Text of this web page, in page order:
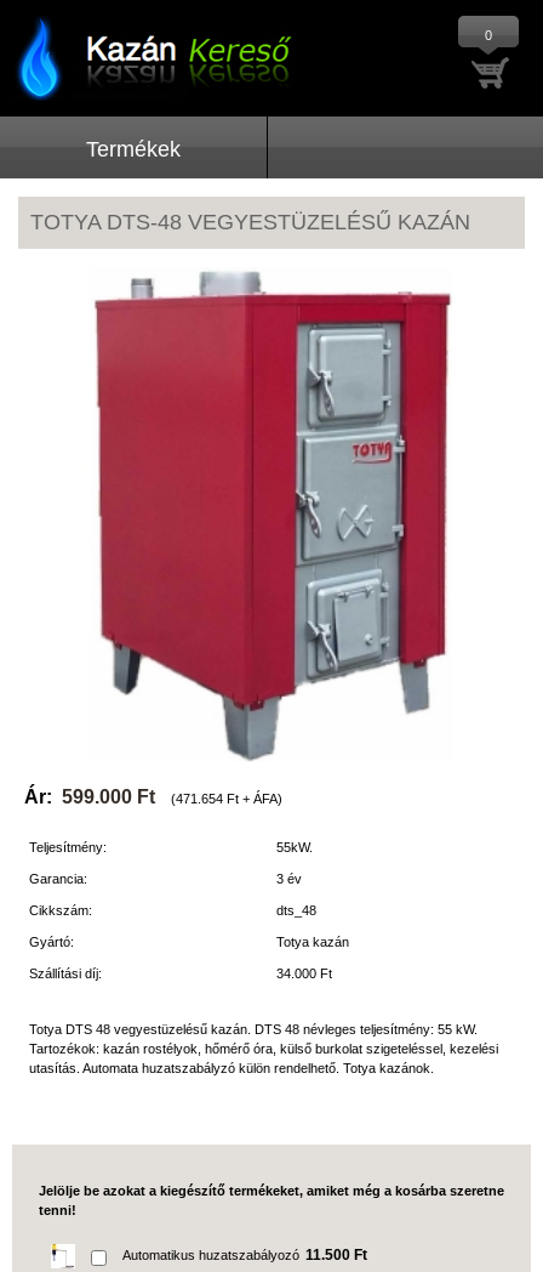
0
Termékek
TOTYA DTS-48 VEGYESTÜZELÉSŰ KAZÁN
Ár: 599.000 Ft (471.654 Ft + ÁFA)
Teljesítmény: 55kW.
Garancia: 3 év
Cikkszám: dts_48
Gyártó: Totya kazán
Szállítási díj: 34.000 Ft
Totya DTS 48 vegyestüzelésű kazán. DTS 48 névleges teljesítmény: 55 kW.
Tartozékok: kazán rostélyok, hőmérő óra, külső burkolat szigeteléssel, kezelési
utasítás. Automata huzatszabályzó külön rendelhető. Totya kazánok.
Jelölje be azokat a kiegészítő termékeket, amiket még a kosárba szeretne
tenni!
Automatikus huzatszabályozó 11.500 Ft